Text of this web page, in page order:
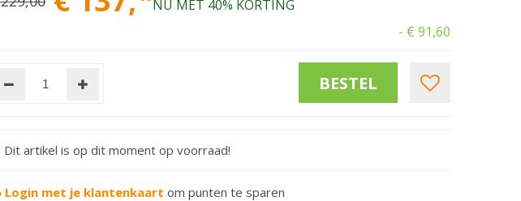
NU MET 40% KORTING
- € 91,60
Dit artikel is op dit moment op voorraad!
Login met je klantenkaart om punten te sparen